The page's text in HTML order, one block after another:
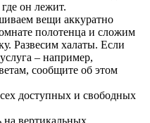
он лежит.
вещи аккуратно
полотенца и сложим
Развесим халаты. Если
– например,
сообщите об этом
доступных и свободных
вертикальных